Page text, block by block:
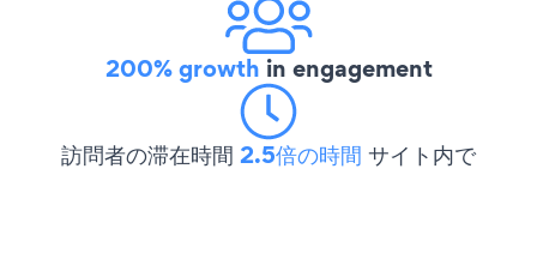
200% growth in engagement
訪問者の滞在時間 2.5倍の時間 サイト内で